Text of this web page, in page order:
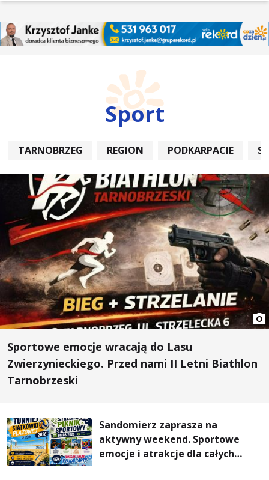
Sport
TARNOBRZEG REGION PODKARPACIE
Sportowe emocje wracają do Lasu
Zwierzynieckiego. Przed nami II Letni Biathlon
Tarnobrzeski
Sandomierz zaprasza na
aktywny weekend. Sportowe
emocje i atrakcje dla całych